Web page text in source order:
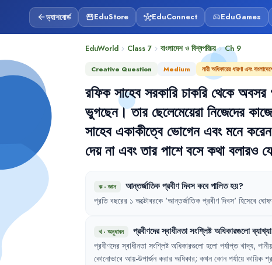
arrow_backড্যাশবোর্ড storefrontEduStore hubEduConnect sports_esportsEduGames
EduWorld chevron_right Class 7 chevron_right বাংলাদেশ ও বিশ্বপরিচয়chevron_rightCh 9
Creative Question Medium নারী অধিকারের ধারণা এবং
রফিক সাহেব সরকারি চাকরি থেকে অবসর
ভুগছেন। তার ছেলেমেয়েরা নিজেদের কাজে
সাহেব একাকীত্বে ভোগেন এবং মনে করেন
দেয় না এবং তার পাশে বসে কথা বলারও
ক·জ্ঞান আন্তর্জাতিকপ্রবীণদিবসকবেপালিতহয়?
প্রতি বছরের ১ অক্টোবরকে 'আন্তর্জাতিক প্রবীণ দিবস' হিসেবে
খ· অনুধাবন প্রবীণদেরস্বাধীনতাসংশ্লিষ্টঅধিকারগুলোব্যাখ্যা
প্রবীণদের স্বাধীনতা সংশ্লিষ্ট অধিকারগুলো হলো পর্যাপ্ত খাদ্য, পানীয়
কোনোভাবে আয়-উপার্জন করার অধিকার; কখন কোন পর্যায়ে কায়িক